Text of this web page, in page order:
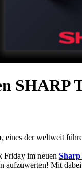
SHARP
, eines der weltweit
Friday im neuen Sharp
aufzuwerten! Mit